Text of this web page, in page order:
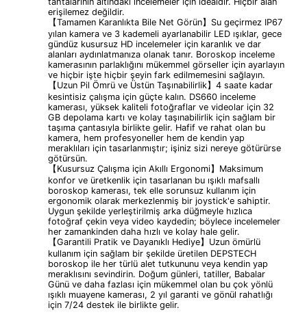
erişilemez değildir.
【Tamamen Karanlıkta Bile Net Görün】Su geçirmez IP67
yılan kamera ve 3 kademeli ayarlanabilir LED ışıklar, gece
gündüz kusursuz HD incelemeler için karanlık ve dar
alanları aydınlatmanıza olanak tanır. Boroskop inceleme
kamerasının parlaklığını mükemmel görseller için ayarlayın
ve hiçbir işte hiçbir şeyin fark edilmemesini sağlayın.
【Uzun Pil Ömrü ve Üstün Taşınabilirlik】4 saate kadar
kesintisiz çalışma için güçte kalın. DS660 ​​inceleme
kamerası, yüksek kaliteli fotoğraflar ve videolar için 32
GB depolama kartı ve kolay taşınabilirlik için sağlam bir
taşıma çantasıyla birlikte gelir. Hafif ve rahat olan bu
kamera, hem profesyoneller hem de kendin yap
meraklıları için tasarlanmıştır; işiniz sizi nereye götürürse
götürsün.
【Kusursuz Çalışma için Akıllı Ergonomi】Maksimum
konfor ve üretkenlik için tasarlanan bu ışıklı mafsallı
boroskop kamerası, tek elle sorunsuz kullanım için
ergonomik olarak merkezlenmiş bir joystick'e sahiptir.
Uygun şekilde yerleştirilmiş arka düğmeyle hızlıca
fotoğraf çekin veya video kaydedin; böylece incelemeler
her zamankinden daha hızlı ve kolay hale gelir.
【Garantili Pratik ve Dayanıklı Hediye】Uzun ömürlü
kullanım için sağlam bir şekilde üretilen DEPSTECH
boroskop ile her türlü alet tutkununu veya kendin yap
meraklısını sevindirin. Doğum günleri, tatiller, Babalar
Günü ve daha fazlası için mükemmel olan bu çok yönlü
ışıklı muayene kamerası, 2 yıl garanti ve gönül rahatlığı
için 7/24 destek ile birlikte gelir.